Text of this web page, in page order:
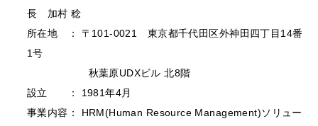
長 加村 稔
所在地 ： 〒101-0021 東京都千代田区外神田四丁目14番
1号
秋葉原UDXビル 北8階
設立 ： 1981年4月
事業内容： HRM(Human Resource Management)ソリュー